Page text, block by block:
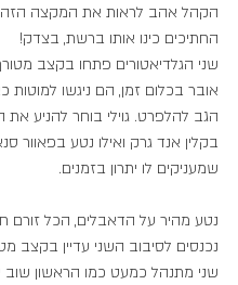
הקהל אהב לראות את המקצה
החתיכים כינו אותו ברשת, בצדק!
אובר בכלום זמן, הם ניגשו למוטות
בקלין אנד גרק ואילו נטע בפאוור
שמעניקים לו יתרון בזמנים.
נטע מהיר על הדאבלים, הכל זורם
נכנסים לסיבוב השני עדיין בקצב
שני מתנהל כמעט כמו הראשון שוב